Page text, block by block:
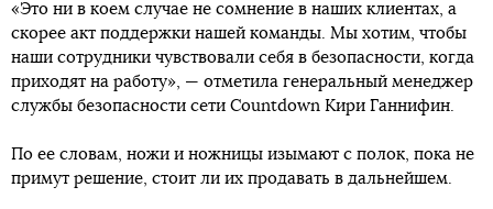
«Это ни в коем случае не сомнение в наших клиентах, а
скорее акт поддержки нашей команды. Мы хотим, чтобы
наши сотрудники чувствовали себя в безопасности, когда
приходят на работу», — отметила генеральный менеджер
службы безопасности сети Countdown Кири Ганнифин.
По ее словам, ножи и ножницы изымают с полок, пока не
примут решение, стоит ли их продавать в дальнейшем.